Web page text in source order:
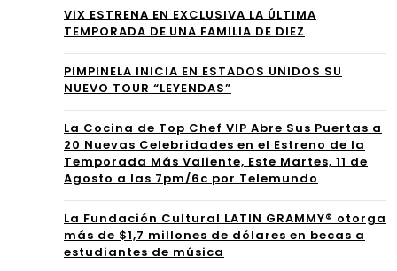
CO
N
SA
RA
H
RIV
ER
A”
OL
OM
BIA
”
ViX ESTRENA EN EXCLUSIVA LA ÚLTIMA
TEMPORADA DE UNA FAMILIA DE DIEZ
PIMPINELA INICIA EN ESTADOS UNIDOS SU
NUEVO TOUR “LEYENDAS”
La Cocina de Top Chef VIP Abre Sus Puertas a
20 Nuevas Celebridades en el Estreno de la
Temporada Más Valiente, Este Martes, 11 de
Agosto a las 7pm/6c por Telemundo
La Fundación Cultural LATIN GRAMMY® otorga
más de $1,7 millones de dólares en becas a
estudiantes de música